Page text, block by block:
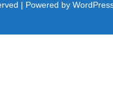
| Powered by